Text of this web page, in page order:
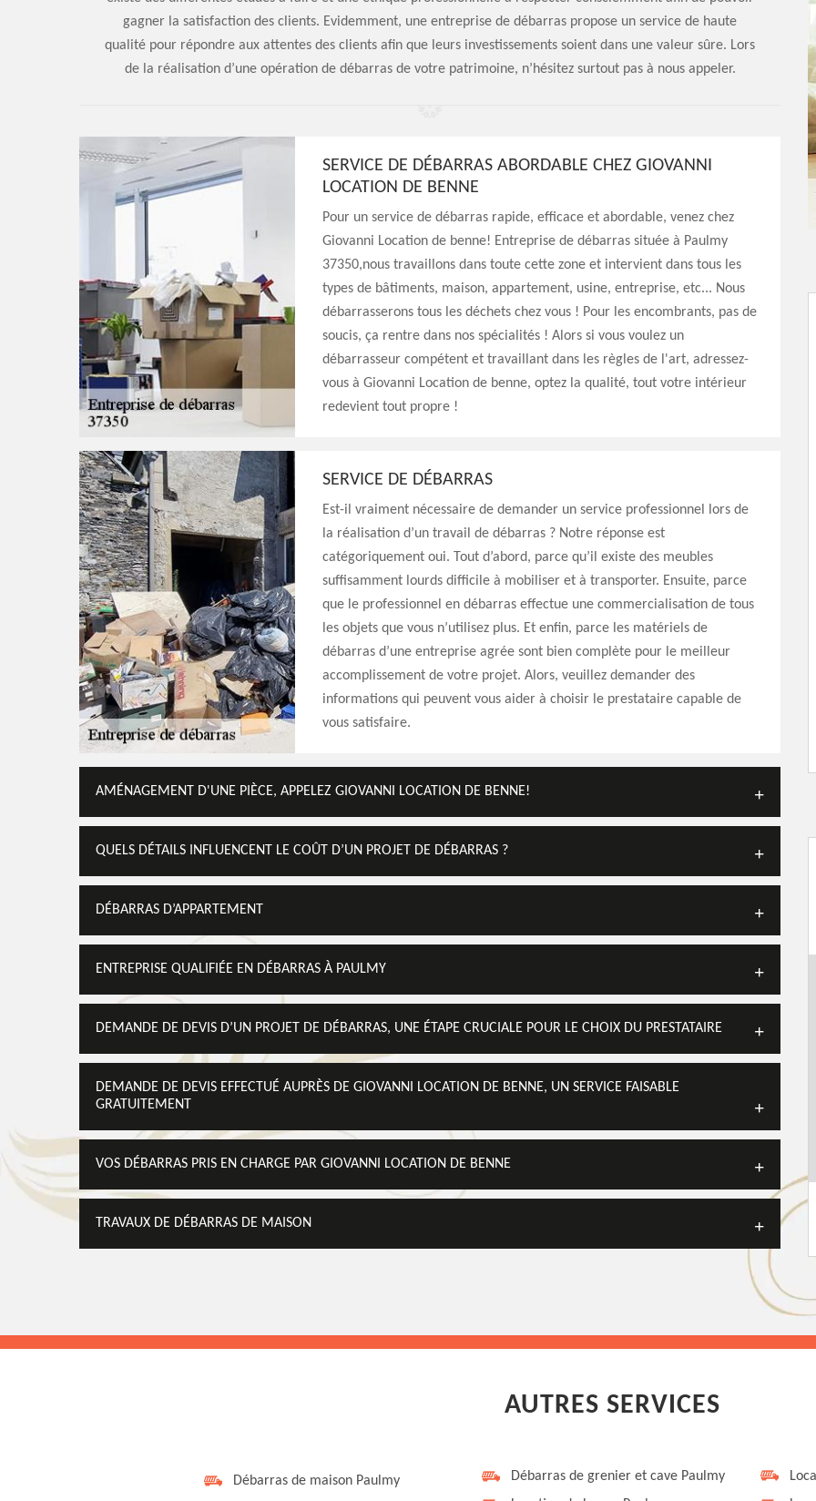
gagner la satisfaction des clients. Evidemment, une entreprise de débarras propose un service de haute
qualité pour répondre aux attentes des clients afin que leurs investissements soient dans une valeur sûre. Lors
de la réalisation d’une opération de débarras de votre patrimoine, n’hésitez surtout pas à nous appeler.
SERVICE DE DÉBARRAS ABORDABLE CHEZ GIOVANNI
LOCATION DE BENNE
Pour un service de débarras rapide, efficace et abordable, venez chez
Giovanni Location de benne! Entreprise de débarras située à Paulmy
37350,nous travaillons dans toute cette zone et intervient dans tous les
types de bâtiments, maison, appartement, usine, entreprise, etc... Nous
débarrasserons tous les déchets chez vous ! Pour les encombrants, pas de
soucis, ça rentre dans nos spécialités ! Alors si vous voulez un
débarrasseur compétent et travaillant dans les règles de l'art, adressez-
vous à Giovanni Location de benne, optez la qualité, tout votre intérieur
redevient tout propre !
SERVICE DE DÉBARRAS
Est-il vraiment nécessaire de demander un service professionnel lors de
la réalisation d’un travail de débarras ? Notre réponse est
catégoriquement oui. Tout d’abord, parce qu’il existe des meubles
suffisamment lourds difficile à mobiliser et à transporter. Ensuite, parce
que le professionnel en débarras effectue une commercialisation de tous
les objets que vous n’utilisez plus. Et enfin, parce les matériels de
débarras d’une entreprise agrée sont bien complète pour le meilleur
accomplissement de votre projet. Alors, veuillez demander des
informations qui peuvent vous aider à choisir le prestataire capable de
vous satisfaire.
AMÉNAGEMENT D'UNE PIÈCE, APPELEZ GIOVANNI LOCATION DE BENNE!
QUELS DÉTAILS INFLUENCENT LE COÛT D’UN PROJET DE DÉBARRAS ?
DÉBARRAS D’APPARTEMENT
ENTREPRISE QUALIFIÉE EN DÉBARRAS À PAULMY
DEMANDE DE DEVIS D’UN PROJET DE DÉBARRAS, UNE ÉTAPE CRUCIALE POUR LE CHOIX DU PRESTATAIRE
DEMANDE DE DEVIS EFFECTUÉ AUPRÈS DE GIOVANNI LOCATION DE BENNE, UN SERVICE FAISABLE
GRATUITEMENT
VOS DÉBARRAS PRIS EN CHARGE PAR GIOVANNI LOCATION DE BENNE
TRAVAUX DE DÉBARRAS DE MAISON
AUTRES SERVICES
Débarras de maison Paulmy
Débarras de grenier et cave Paulmy